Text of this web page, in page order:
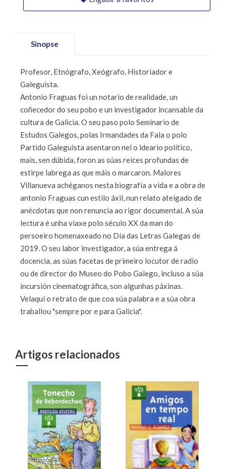
Sinopse
Profesor, Etnógrafo, Xeógrafo, Historiador e
Galeguista.
Antonio Fraguas foi un notario de realidade, un
coñecedor do seu pobo e un investigador incansable da
cultura de Galicia. O seu paso polo Seminario de
Estudos Galegos, polas Irmandades da Fala o polo
Partido Galeguista asentaron nel o ideario político,
mais, sen dúbida, foron as súas reíces profundas de
estirpe labrega as que máis o marcaron. Malores
Villanueva achéganos nesta biografía a vida e a obra de
antonio Fraguas cun estilo áxil, nun relato ateigado de
anécdotas que non renuncia ao rigor documental. A súa
lectura é unha viaxe polo século XX da man do
persoeiro homenaxeado no Día das Letras Galegas de
2019. O seu labor investigador, a súa entrega á
docencia, as súas facetas de primeiro locutor de radio
ou de director do Museo do Pobo Galego, incluso a súa
incursión cinematográfica, son algunhas páxinas.
Velaquí o retrato de que coa súa palabra e a súa obra
traballou "sempre por e para Galicia".
Artigos relacionados